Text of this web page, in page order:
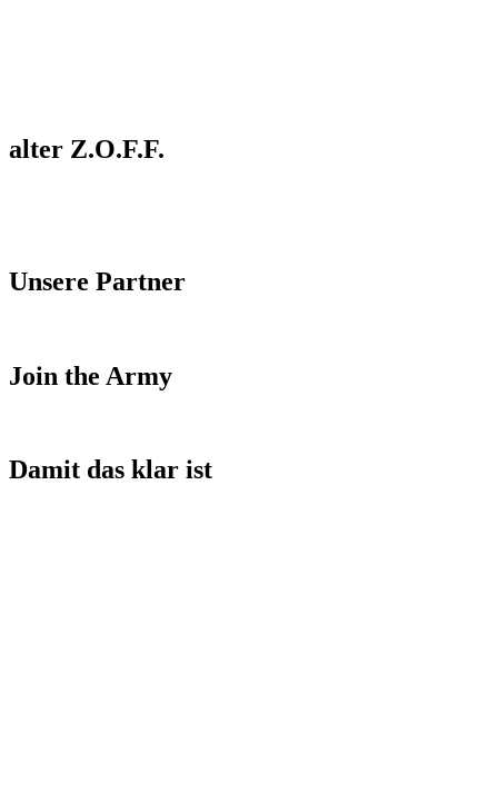
alter Z.O.F.F.
Unsere Partner
Join the Army
Damit das klar ist